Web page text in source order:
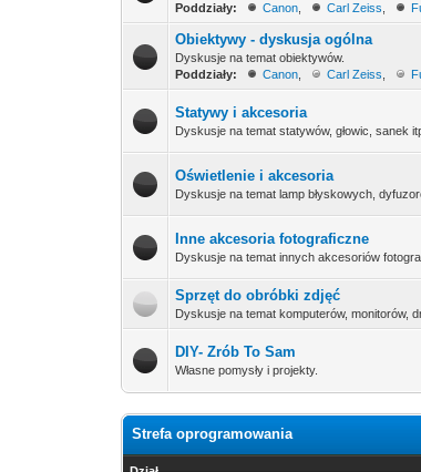
Poddziały:
Canon Carl Zeiss
Obiektywy - dyskusja ogólna
Dyskusje na temat obiektywów.
Poddziały:
Canon Carl Zeiss
Statywy i akcesoria
Dyskusje na temat statywów, głowic, sanek
Oświetlenie i akcesoria
Dyskusje na temat lamp błyskowych,
Inne akcesoria fotograficzne
Dyskusje na temat innych akcesoriów
Sprzęt do obróbki zdjęć
Dyskusje na temat komputerów, monitorów,
DIY- Zrób To Sam
Własne pomysły i projekty.
Strefa oprogramowania